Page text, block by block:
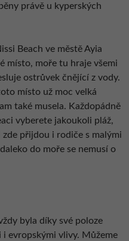
právě u kyperských
Beach ve městě Ayia
místo, moře tu hraje všemi
ostrůvek čnějící z vody.
místo už moc velká
také musela. Každopádně
vyberete jakoukoli pláž,
zde přijdou i rodiče s malými
do moře se nemusí o
byla díky své poloze
evropskými vlivy. Můžeme